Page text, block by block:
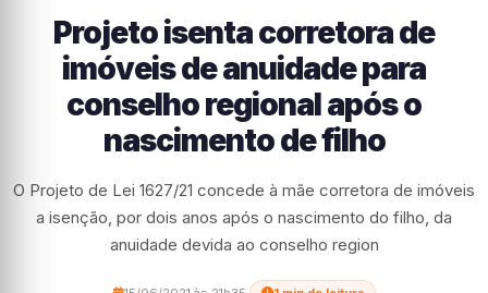
Projeto isenta corretora de
imóveis de anuidade para
conselho regional após o
nascimento de filho
O Projeto de Lei 1627/21 concede à mãe corretora de imóveis
a isenção, por dois anos após o nascimento do filho, da
anuidade devida ao conselho region